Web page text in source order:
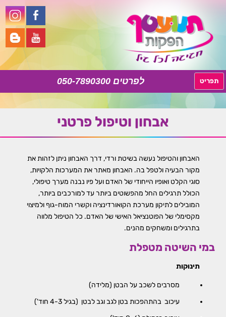
050-7890300 תפריט
לתוכן
אבחון וטיפול פרטני
האבחון והטיפול נעשה בשיטת ורדי, דרך האבחון ניתן לזהות את
מקור הבעיה ולטפל בה. האבחון מאתר את המערכות הלקויות,
סוגי הקלט ואופיו הייחודי של האדם ועל פיו נבנה מערך טיפולי,
הכולל תרגילים החל מהפשוטים ביותר עד למורכבים ביותר,
המובילים לתיקון מערכת הקואורדינציה וקשרי המוח-גוף ולמיצוי
מקסימלי של הפוטנציאל האישי של האדם. כל הטיפול מלווה
בתרגילים ומשחקים מהנים.
במי השיטה מטפלת
תינוקות
מסרבים לשכב על הבטן (מלידה)
עיכוב בהתהפכות בטן לגב וגב לבטן (בגיל 4-3 חוד')